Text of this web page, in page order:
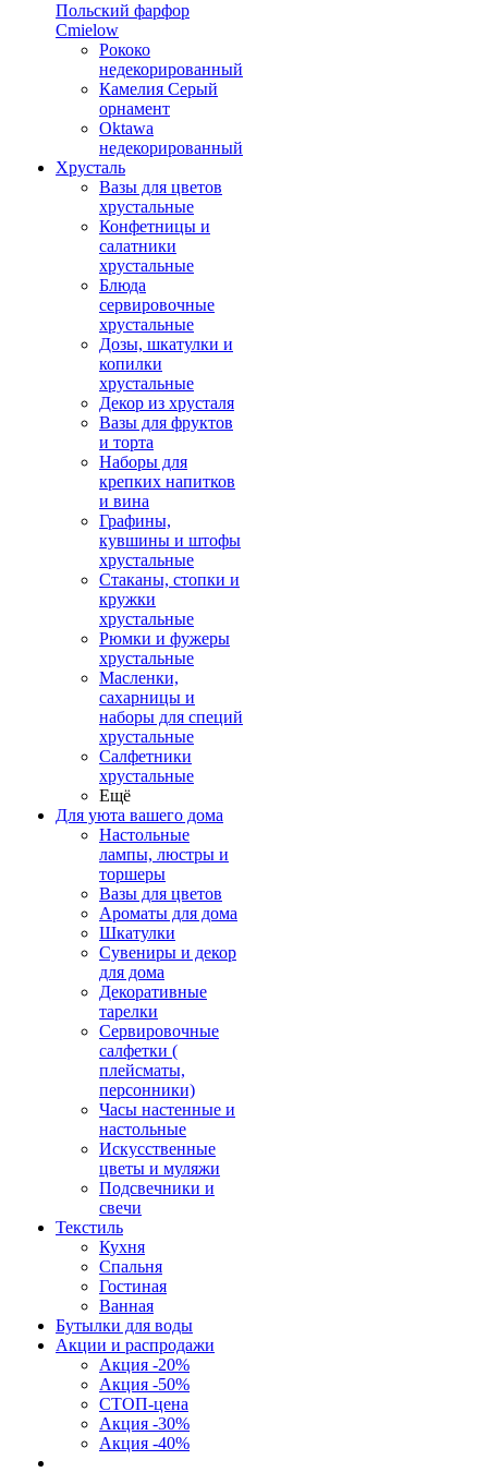
Польский фарфор
Сmielow
Рококо
недекорированный
Камелия Серый
орнамент
Oktawa
недекорированный
Хрусталь
Вазы для цветов
хрустальные
Конфетницы и
салатники
хрустальные
Блюда
сервировочные
хрустальные
Дозы, шкатулки и
копилки
хрустальные
Декор из хрусталя
Вазы для фруктов
и торта
Наборы для
крепких напитков
и вина
Графины,
кувшины и штофы
хрустальные
Стаканы, стопки и
кружки
хрустальные
Рюмки и фужеры
хрустальные
Масленки,
сахарницы и
наборы для специй
хрустальные
Салфетники
хрустальные
Ещё
Для уюта вашего дома
Настольные
лампы, люстры и
торшеры
Вазы для цветов
Ароматы для дома
Шкатулки
Сувениры и декор
для дома
Декоративные
тарелки
Сервировочные
салфетки (
плейсматы,
персонники)
Часы настенные и
настольные
Искусственные
цветы и муляжи
Подсвечники и
свечи
Текстиль
Кухня
Спальня
Гостиная
Ванная
Бутылки для воды
Акции и распродажи
Акция -20%
Акция -50%
СТОП-цена
Акция -30%
Акция -40%